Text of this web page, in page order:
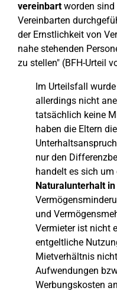
vereinbartworden sind
Vereinbarten
der Ernstlichkeit von
nahe stehenden
zu stellen" (BFH-Urteil
Im Urteilsfall
allerdings nicht
tatsächlich keine
haben die Eltern
nur den
handelt es sich um
Naturalunterhalt
und
Vermieter ist nicht
entgeltliche
Mietverhältnis
Aufwendungen
Werbungskosten